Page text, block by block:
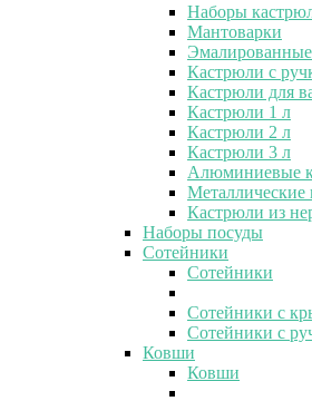
Наборы
Мантоварки
Кастрюли с
Кастрюли для
Кастрюли 1 л
Кастрюли 2 л
Кастрюли 3 л
Алюминиевые
Металлические
Кастрюли из
Наборы посуды
Сотейники
Сотейники
Сотейники с
Сотейники с
Ковши
Ковши